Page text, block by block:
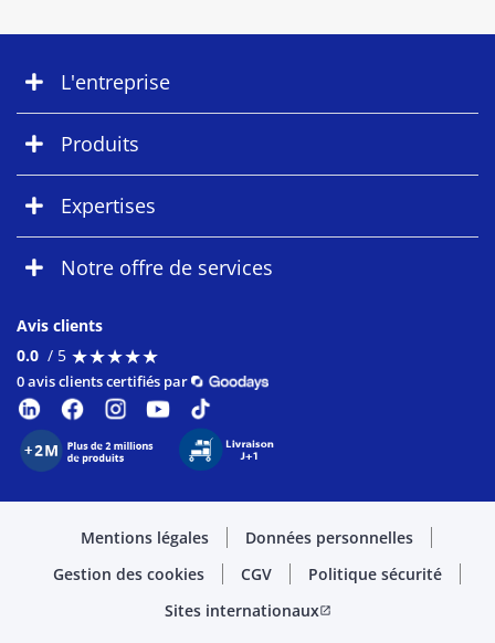
L'entreprise
Produits
Expertises
Notre offre de services
Avis clients
0.0 / 5 ★★★★★
★★★★★
0 avis clients certifiés par
Mentions légales
Données personnelles
Gestion des cookies
CGV
Politique sécurité
Sites internationauxopen_in_new